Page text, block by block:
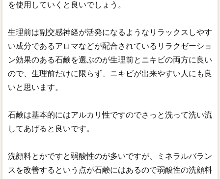
を使用していくと良いでしょう。
生理前は副交感神経が活発になるようなリラックスしやす
い成分であるアロマなどが配合されているリラクゼーショ
ン効果のある石鹸を選ぶのが生理前とニキビの両方に良い
ので、生理前だけに限らず、ニキビが出来やすい人にも良
いと思います。
石鹸は基本的にはアルカリ性ですのでさっと洗って洗い流
してあげると良いです。
洗顔料とかですと弱酸性のが多いですが、ミネラルバラン
スを改善するという点が石鹸にはあるので弱酸性の洗顔料